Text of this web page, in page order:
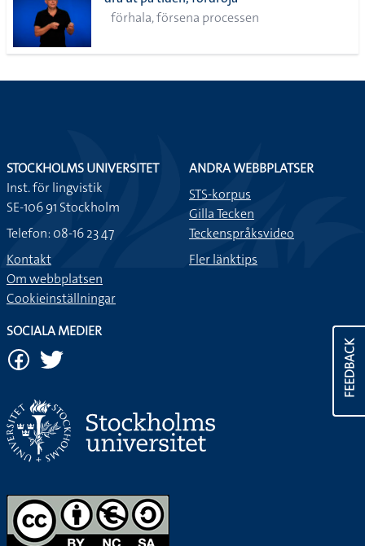
förhala, försena processen
FEEDBACK
STOCKHOLMS UNIVERSITET
Inst. för lingvistik
SE-106 91 Stockholm
Telefon: 08-16 23 47
Kontakt
Om webbplatsen
Cookieinställningar
ANDRA WEBBPLATSER
STS-korpus
Gilla Tecken
Teckenspråksvideo
Fler länktips
SOCIALA MEDIER